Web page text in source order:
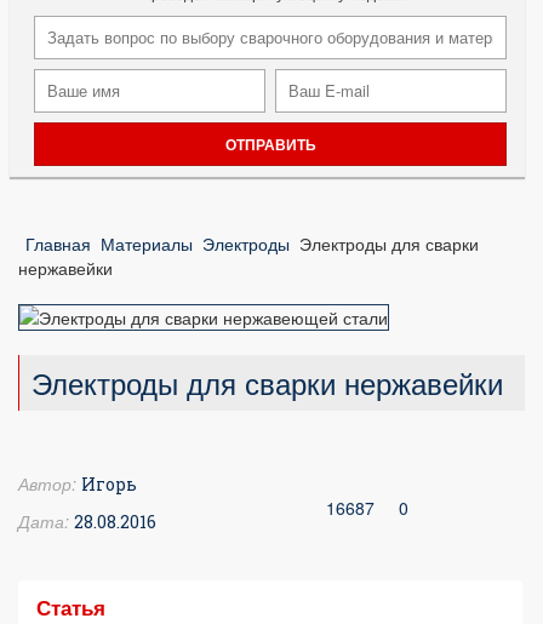
Главная Материалы Электроды Электроды для сварки
нержавейки
Электроды для сварки нержавейки
Автор: Игорь
Дата: 28.08.2016
16687 0
Статья